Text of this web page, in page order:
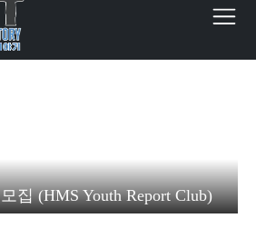
집 (HMS Youth Report Club)